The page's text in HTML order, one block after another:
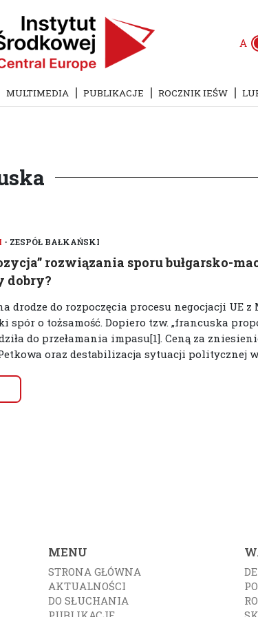
A
MULTIMEDIA PUBLIKACJE ROCZNIK IEŚW
- ZESPÓŁ BAŁKAŃSKI
rozwiązania sporu bułgarsko-
dobry?
drodze do rozpoczęcia procesu negocjacji UE z
spór o tożsamość. Dopiero tzw. „francuska
do przełamania impasu[1]. Ceną za
oraz destabilizacja sytuacji politycznej
MENU
STRONA GŁÓWNA
AKTUALNOŚCI
DO SŁUCHANIA